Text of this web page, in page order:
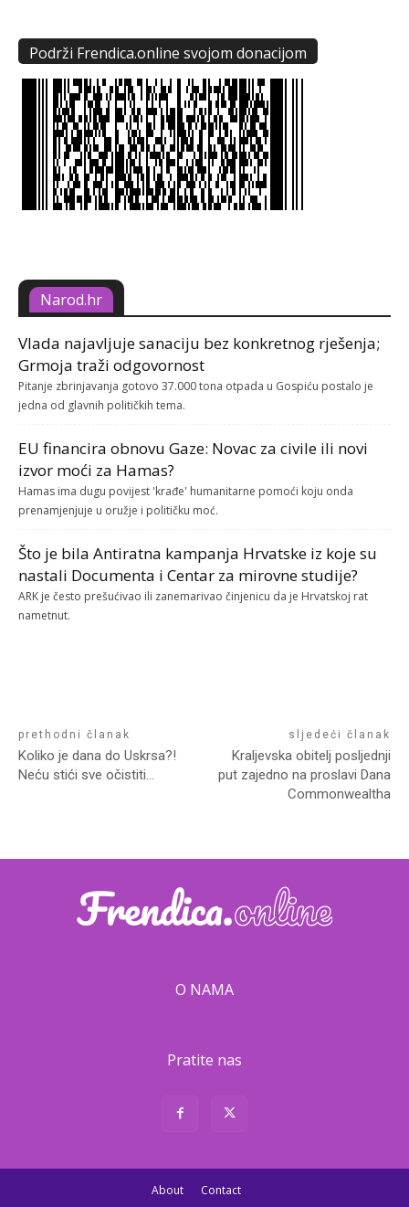
Podrži Frendica.online svojom donacijom
Narod.hr
Vlada najavljuje sanaciju bez konkretnog rješenja;
Grmoja traži odgovornost
Pitanje zbrinjavanja gotovo 37.000 tona otpada u Gospiću postalo je
jedna od glavnih političkih tema.
EU financira obnovu Gaze: Novac za civile ili novi
izvor moći za Hamas?
Hamas ima dugu povijest 'krađe' humanitarne pomoći koju onda
prenamjenjuje u oružje i političku moć.
Što je bila Antiratna kampanja Hrvatske iz koje su
nastali Documenta i Centar za mirovne studije?
ARK je često prešućivao ili zanemarivao činjenicu da je Hrvatskoj rat
nametnut.
prethodni članak
Koliko je dana do Uskrsa?!
Neću stići sve očistiti…
sljedeći članak
Kraljevska obitelj posljednji
put zajedno na proslavi Dana
Commonwealtha
O NAMA
Pratite nas
About Contact